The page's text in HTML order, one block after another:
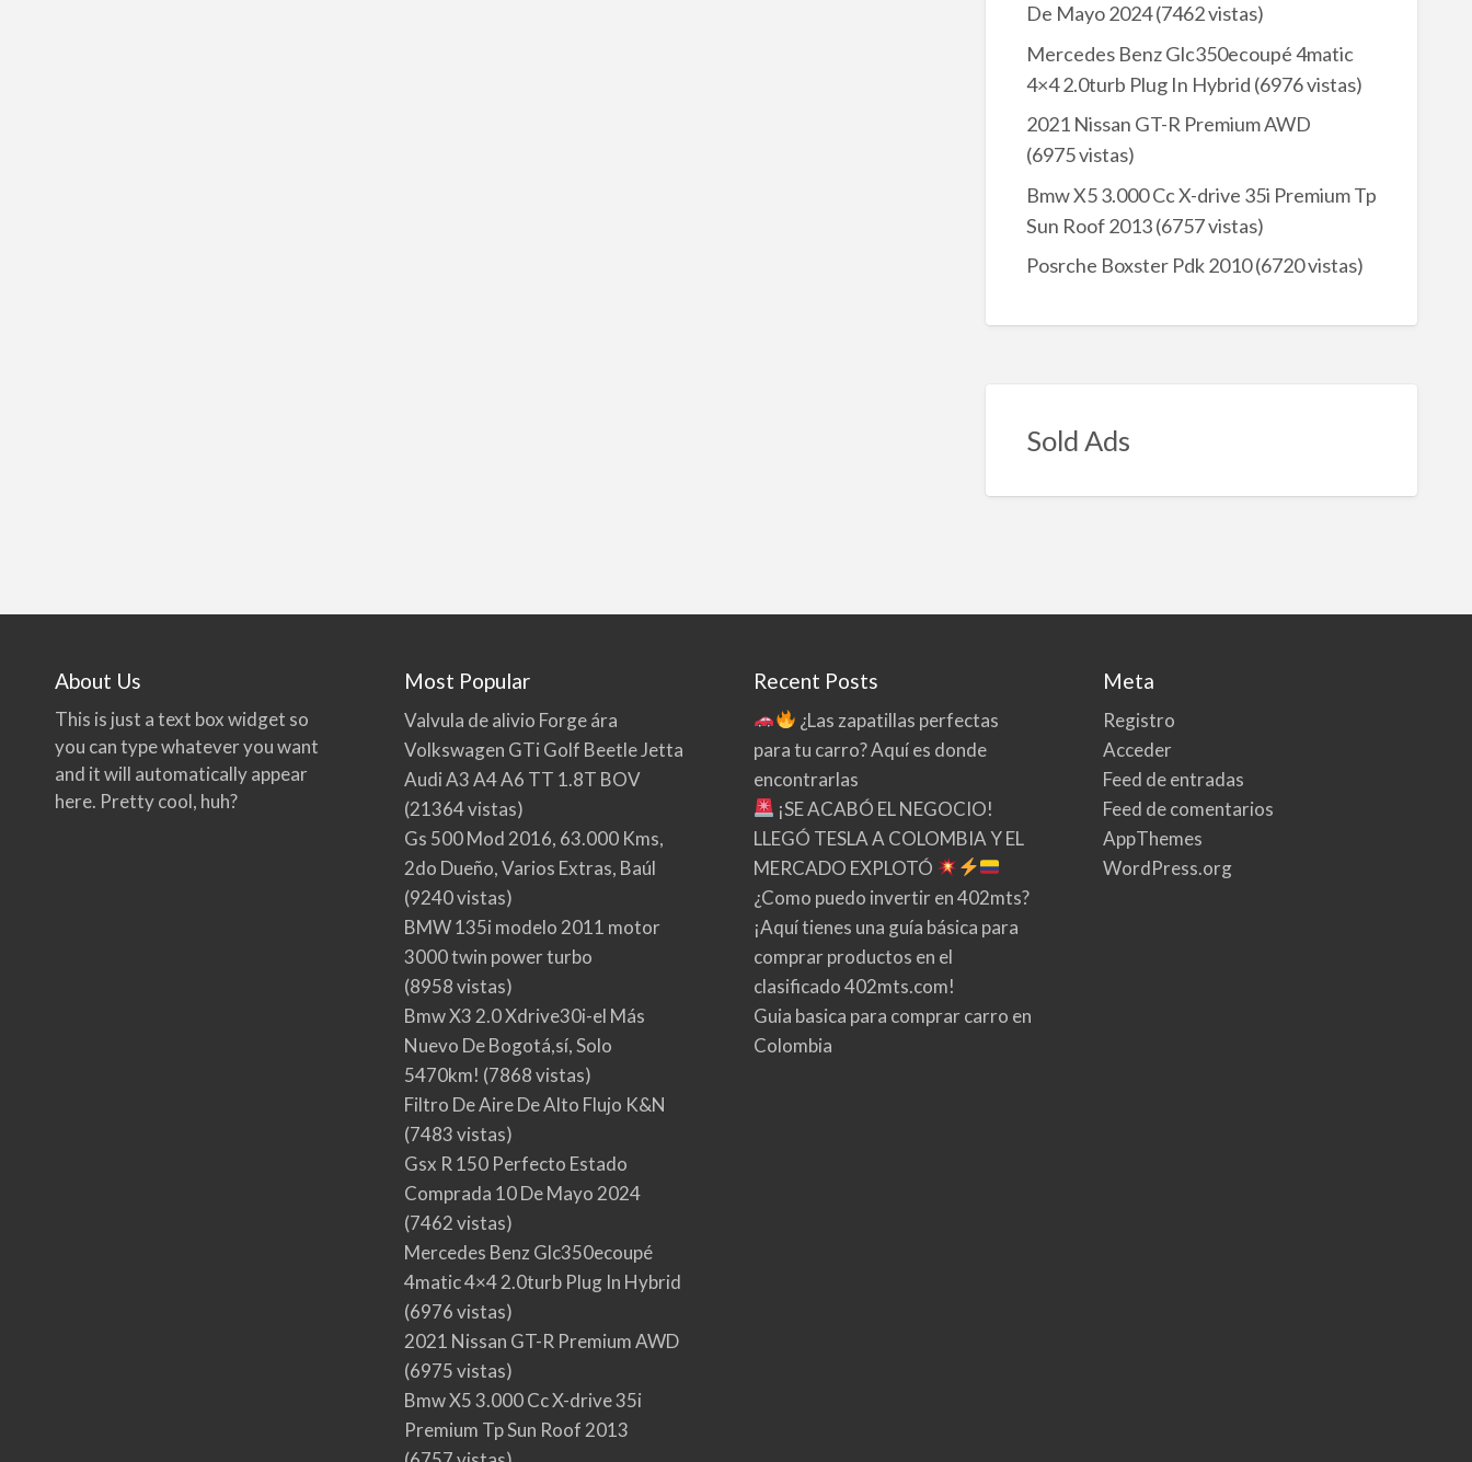
De Mayo 2024(7462 vistas)
Mercedes Benz Glc350ecoupé 4matic
4×4 2.0turb Plug In Hybrid (6976 vistas)
2021 Nissan GT-R Premium AWD
(6975 vistas)
Bmw X5 3.000 Cc X-drive 35i Premium Tp
Sun Roof 2013(6757 vistas)
Posrche Boxster Pdk 2010(6720 vistas)
Sold Ads
About Us
This is just a text box widget so
you can type whatever you want
and it will automatically appear
here. Pretty cool, huh?
Most Popular
Valvula de alivio Forge ára
Volkswagen GTi Golf Beetle Jetta
Audi A3 A4 A6 TT 1.8T BOV
(21364 vistas)
Gs 500 Mod 2016, 63.000 Kms,
2do Dueño, Varios Extras, Baúl
(9240 vistas)
BMW 135i modelo 2011 motor
3000 twin power turbo
(8958 vistas)
Bmw X3 2.0 Xdrive30i-el Más
Nuevo De Bogotá,sí, Solo
5470km! (7868 vistas)
Filtro De Aire De Alto Flujo K&N
(7483 vistas)
Gsx R 150 Perfecto Estado
Comprada 10 De Mayo 2024
(7462 vistas)
Mercedes Benz Glc350ecoupé
4matic 4×4 2.0turb Plug In Hybrid
(6976 vistas)
2021 Nissan GT-R Premium AWD
(6975 vistas)
Bmw X5 3.000 Cc X-drive 35i
Premium Tp Sun Roof 2013
Recent Posts
¿Las zapatillas perfectas
para tu carro? Aquí es donde
encontrarlas
¡SE ACABÓ EL NEGOCIO!
LLEGÓ TESLA A COLOMBIA Y EL
MERCADO EXPLOTÓ
¿Como puedo invertir en 402mts?
¡Aquí tienes una guía básica para
comprar productos en el
clasificado 402mts.com!
Guia basica para comprar carro en
Colombia
Meta
Registro
Acceder
Feed de entradas
Feed de comentarios
AppThemes
WordPress.org